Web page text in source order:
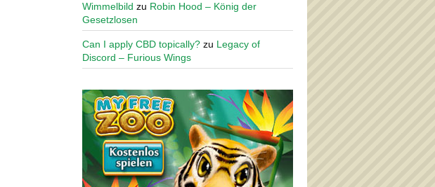
Wimmelbild zu Robin Hood – König der
Gesetzlosen
Can I apply CBD topically? zu Legacy of
Discord – Furious Wings